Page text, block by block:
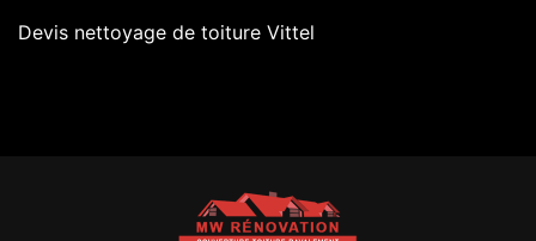
Devis nettoyage de toiture Vittel